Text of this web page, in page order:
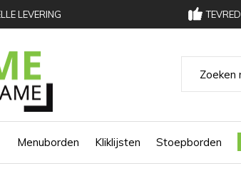
LEVERING
Menuborden Kliklijsten Stoepborden